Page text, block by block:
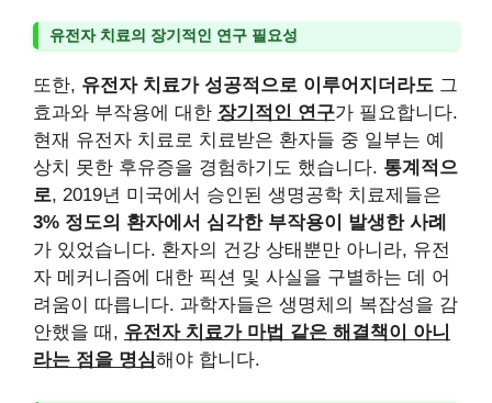
유전자 치료의 장기적인 연구 필요성
또한, 유전자 치료가 성공적으로 이루어지더라도 그
효과와 부작용에 대한 장기적인 연구가 필요합니다.
현재 유전자 치료로 치료받은 환자들 중 일부는 예
상치 못한 후유증을 경험하기도 했습니다. 통계적으
로, 2019년 미국에서 승인된 생명공학 치료제들은
3% 정도의 환자에서 심각한 부작용이 발생한 사례
가 있었습니다. 환자의 건강 상태뿐만 아니라, 유전
자 메커니즘에 대한 픽션 및 사실을 구별하는 데 어
려움이 따릅니다. 과학자들은 생명체의 복잡성을 감
안했을 때, 유전자 치료가 마법 같은 해결책이 아니
라는 점을 명심해야 합니다.